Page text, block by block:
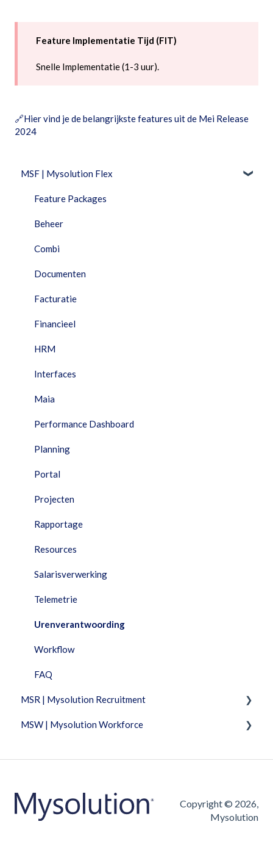
Feature Implementatie Tijd (FIT)
Snelle Implementatie (1-3 uur).
🔗Hier vind je de belangrijkste features uit de Mei Release
2024
MSF | Mysolution Flex
Feature Packages
Beheer
Combi
Documenten
Facturatie
Financieel
HRM
Interfaces
Maia
Performance Dashboard
Planning
Portal
Projecten
Rapportage
Resources
Salarisverwerking
Telemetrie
Urenverantwoording
Workflow
FAQ
MSR | Mysolution Recruitment
Fixed Features
Combi
Dashboard
MSW | Mysolution Workforce
Urenverantwoording
Vacatures/Sollicitaties
Copyright © 2026,
Mysolution